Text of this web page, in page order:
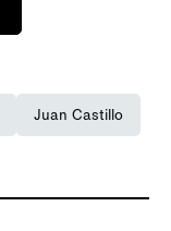
Juan Castillo